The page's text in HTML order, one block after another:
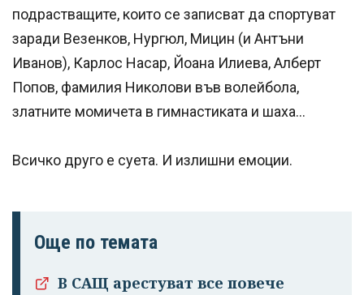
подрастващите, които се записват да спортуват
заради Везенков, Нургюл, Мицин (и Антъни
Иванов), Карлос Насар, Йоана Илиева, Алберт
Попов, фамилия Николови във волейбола,
златните момичета в гимнастиката и шаха…
Всичко друго е суета. И излишни емоции.
Още по темата
В САЩ арестуват все повече